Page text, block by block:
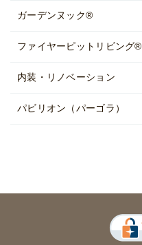
ガーデンヌック®
ファイヤーピットリビング®
内装・リノベーション
パビリオン（パーゴラ）